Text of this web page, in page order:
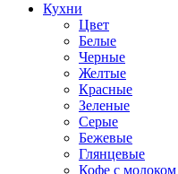
Кухни
Цвет
Белые
Черные
Желтые
Красные
Зеленые
Серые
Бежевые
Глянцевые
Кофе с молоком